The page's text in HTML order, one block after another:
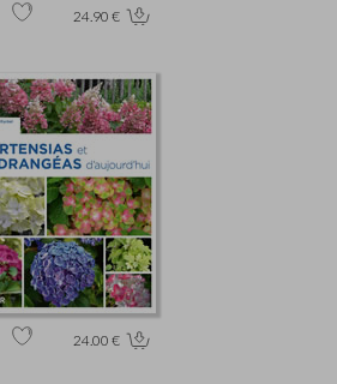
24.90 €
24.00 €